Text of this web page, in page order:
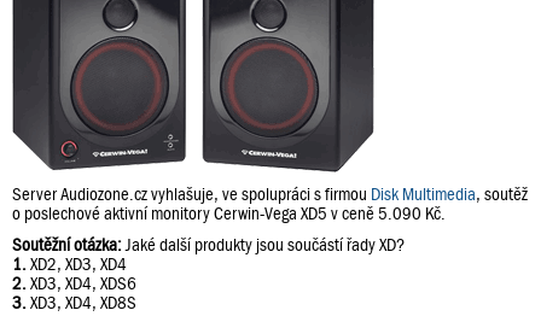
Server Audiozone.cz vyhlašuje, ve spolupráci s firmou Disk Multimedia, soutěž
o poslechové aktivní monitory Cerwin-Vega XD5 v ceně 5.090 Kč.
Soutěžní otázka: Jaké další produkty jsou součástí řady XD?
1. XD2, XD3, XD4
2. XD3, XD4, XDS6
3. XD3, XD4, XD8S